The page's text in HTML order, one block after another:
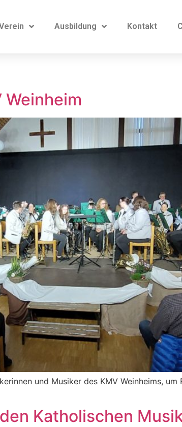
Ausbildung Kontakt
und Musiker des KMV Weinheims,
Katholischen